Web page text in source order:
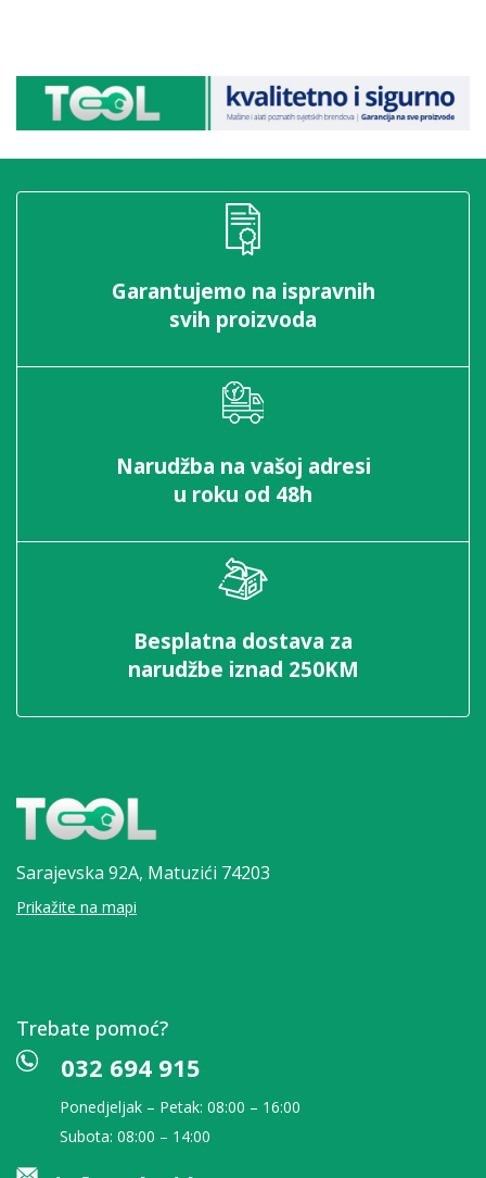
Garantujemo na ispravnih
svih proizvoda
Narudžba na vašoj adresi
u roku od 48h
Besplatna dostava za
narudžbe iznad 250KM
Sarajevska 92A, Matuzići 74203
Prikažite na mapi
Trebate pomoć?
032 694 915
Ponedjeljak – Petak: 08:00 – 16:00
Subota: 08:00 – 14:00